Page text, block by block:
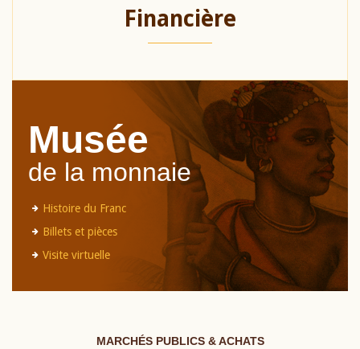
Financière
Musée
de la monnaie
Histoire du Franc
Billets et pièces
Visite virtuelle
MARCHÉS PUBLICS & ACHATS